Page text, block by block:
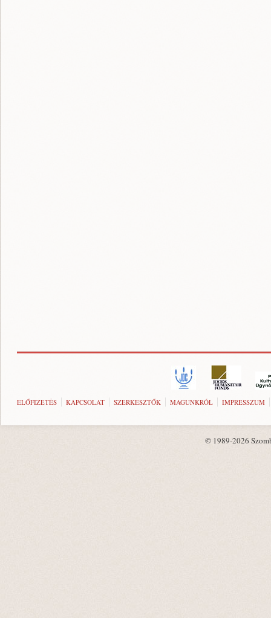
ELŐFIZETÉS KAPCSOLAT SZERKESZTŐK MAGUNKRÓL IMPRESSZUM
© 1989-2026